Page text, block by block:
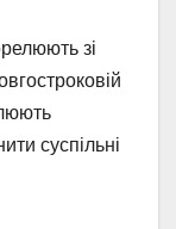
зі
суспільні